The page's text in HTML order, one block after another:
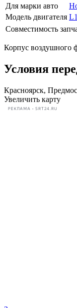
Для марки авто
Модель двигателя
Совместимость
Корпус воздушного
Условия
Красноярск,
Увеличить карту
РЕКЛАМА • SRT24.RU